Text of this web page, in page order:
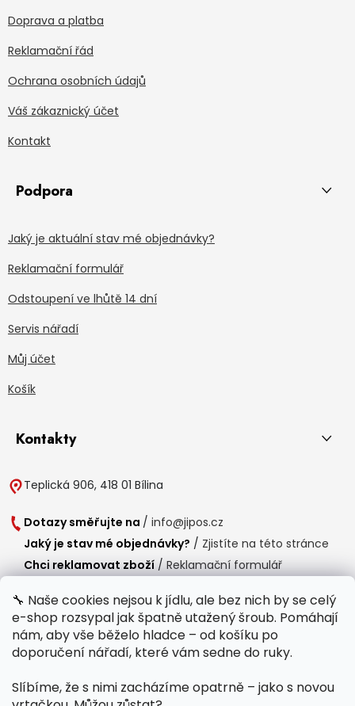
🔧 Naše cookies nejsou k jídlu, ale bez nich by se celý
e-shop rozsypal jak špatně utažený šroub. Pomáhají
nám, aby vše běželo hladce – od košíku po
doporučení nářadí, které vám sedne do ruky.
Slíbíme, že s nimi zacházíme opatrně – jako s novou
Doprava a platba
Reklamační řád
Ochrana osobních údajů
Váš zákaznický účet
Kontakt
Podpora
Jaký je aktuální stav mé objednávky?
Reklamační formulář
Odstoupení ve lhůtě 14 dní
Servis nářadí
Můj účet
Košík
Kontakty
Teplická 906, 418 01 Bílina
Dotazy směřujte na / info@jipos.cz
Jaký je stav mé objednávky? / Zjistíte na této stránce
Chci reklamovat zboží / Reklamační formulář
Provozní doba
Po-Čt / 8:00 - 15:00
Polední přestávka /11:00 - 11:30